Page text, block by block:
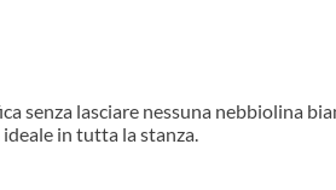
senza lasciare nessuna nebbiolina
in tutta la stanza.